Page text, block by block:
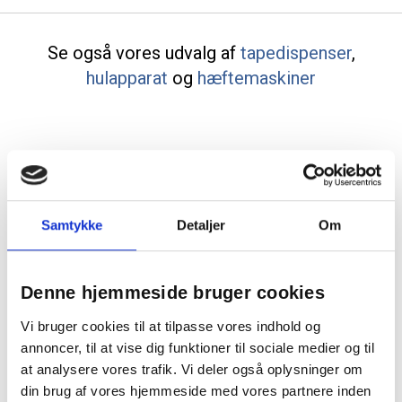
Samtykke Detaljer Om
Denne hjemmeside bruger cookies
Vi bruger cookies til at tilpasse vores indhold og
annoncer, til at vise dig funktioner til sociale medier og til
at analysere vores trafik. Vi deler også oplysninger om
din brug af vores hjemmeside med vores partnere inden
Se også vores udvalg af tapedispenser,
hulapparat og hæftemaskiner
Bredt sortiment af kontortape til kontor, privat og
hjemmekontor. Klisterbånd til alle projekter